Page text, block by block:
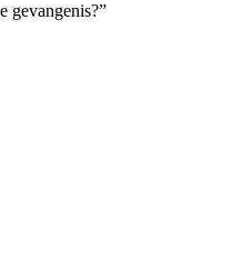
gevangenis?”